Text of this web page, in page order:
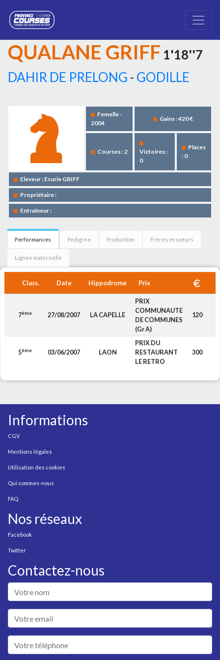
QUALANE GRIFF 1'18''7
DAHIR DE PRELONG - GODILLE
Femelle -
2004
Gains : 420 €
Courses : 2
Victoires :
0
Places
: 0
Eleveur : Ecurie GRIFF
Propriétaire :
Entraîneur :
Performances Pedigree Production Frères et soeurs
Lignée maternelle
Class. Date Hippodrome Prix
7ème 27/08/2007 LA CAPELLE
PRIX
COMMUNAUTE
DE COMMUNES
(Gr A)
120
5ème 03/06/2007 LAON
PRIX DU
RESTAURANT
LE RETRO
300
Informations
CGV
Mentions légales
Utilisation des cookies
Qui sommes-nous
FAQ
Nos réseaux
Facebook
Twitter
Contactez-nous